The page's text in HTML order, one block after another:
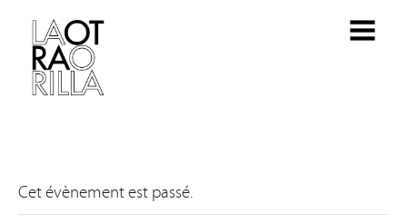
Cet évènement est passé.